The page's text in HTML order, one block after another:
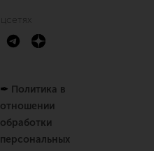
✒ Политика в
отношении
обработки
персональных